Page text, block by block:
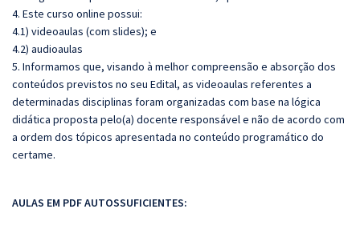
4. Este curso online possui:
4.1) videoaulas (com slides); e
4.2) audioaulas
5. Informamos que, visando à melhor compreensão e absorção dos
conteúdos previstos no seu Edital, as videoaulas referentes a
determinadas disciplinas foram organizadas com base na lógica
didática proposta pelo(a) docente responsável e não de acordo com
a ordem dos tópicos apresentada no conteúdo programático do
certame.
AULAS EM PDF AUTOSSUFICIENTES: